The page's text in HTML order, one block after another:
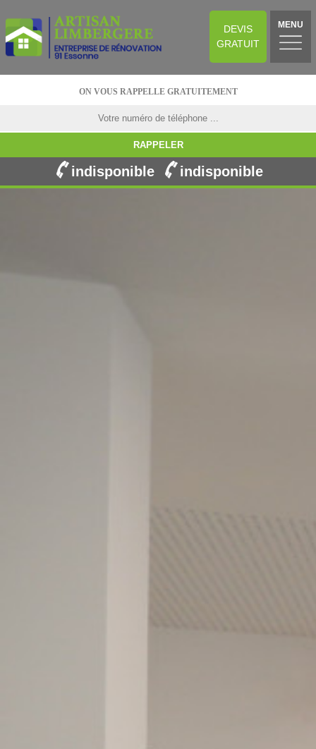
DEVIS
GRATUIT
MENU
ON VOUS RAPPELLE GRATUITEMENT
indisponible indisponible